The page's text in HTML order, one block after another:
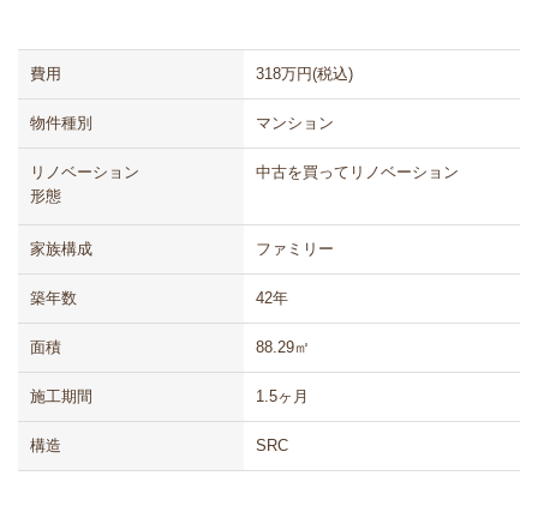
費用 318万円(税込)
物件種別 マンション
リノベーション
形態
中古を買ってリノベーション
家族構成 ファミリー
築年数 42年
面積 88.29㎡
施工期間 1.5ヶ月
構造 SRC